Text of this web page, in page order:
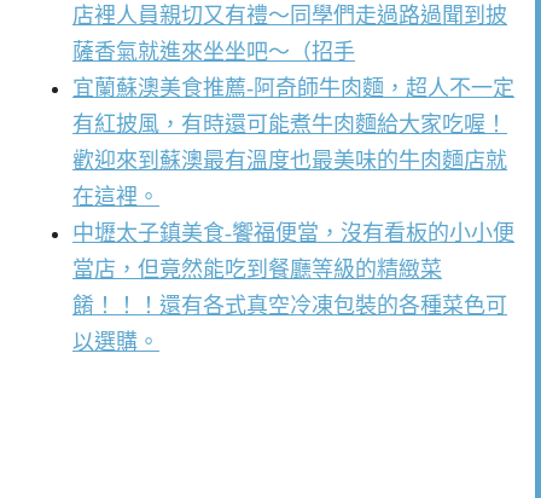
店裡人員親切又有禮～同學們走過路過聞到披
薩香氣就進來坐坐吧～（招手
宜蘭蘇澳美食推薦-阿奇師牛肉麵，超人不一定
有紅披風，有時還可能煮牛肉麵給大家吃喔！
歡迎來到蘇澳最有溫度也最美味的牛肉麵店就
在這裡。
中壢太子鎮美食-饗福便當，沒有看板的小小便
當店，但竟然能吃到餐廳等級的精緻菜
餚！！！還有各式真空冷凍包裝的各種菜色可
以選購。